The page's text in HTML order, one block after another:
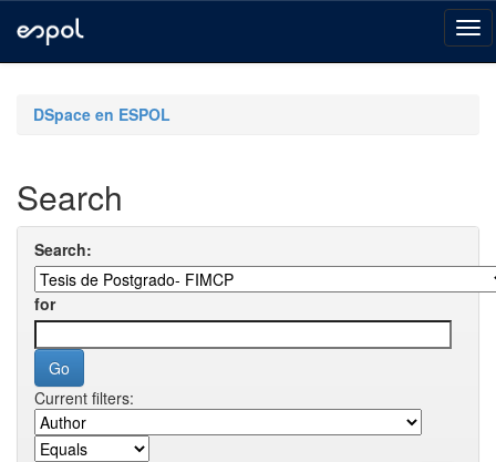
navigationDSpace en ESPOL
Search
Search:
for
Current filters: